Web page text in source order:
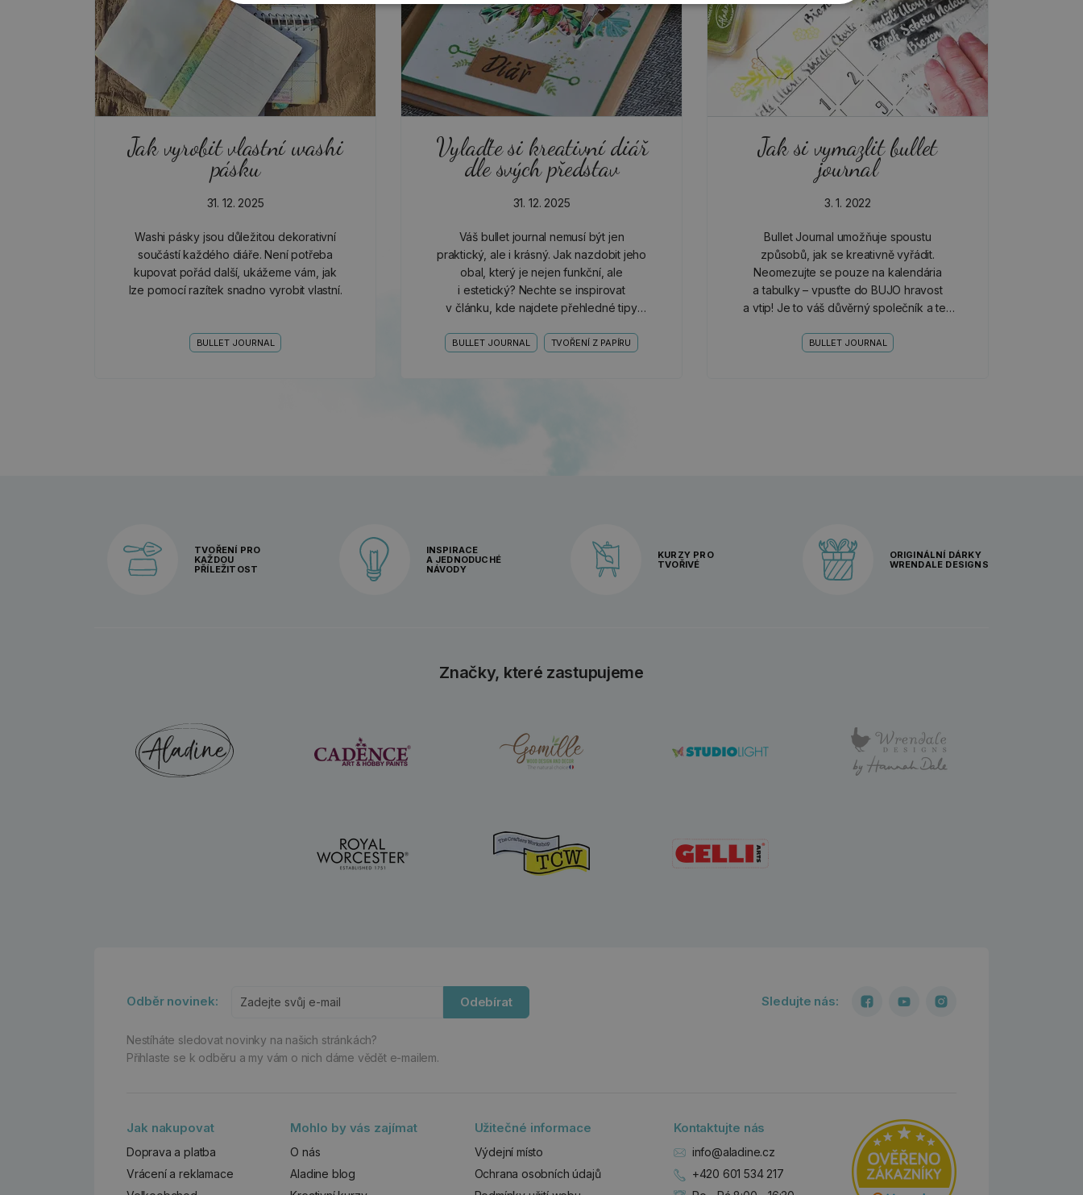
Jak vyrobit vlastní washi
pásku
31. 12. 2025
Washi pásky jsou důležitou dekorativní
součástí každého diáře. Není potřeba
kupovat pořád další, ukážeme vám, jak
lze pomocí razítek snadno vyrobit vlastní.
BULLET JOURNAL
Vylaďte si kreativní diář
dle svých představ
31. 12. 2025
Váš bullet journal nemusí být jen
praktický, ale i krásný. Jak nazdobit jeho
obal, který je nejen funkční, ale
i estetický? Nechte se inspirovat
v článku, kde najdete přehledné tipy
vás bavilo brát ho do ruky každý den.
BULLET JOURNAL TVOŘENÍ Z PAPÍRU
Jak si vymazlit bullet
journal
3. 1. 2022
Bullet Journal umožňuje spoustu
způsobů, jak se kreativně vyřádit.
Neomezujte se pouze na kalendária
a tabulky – vpusťte do BUJO hravost
a vtip! Je to váš důvěrný společník a ten
BULLET JOURNAL
TVOŘENÍ PRO
KAŽDOU
PŘÍLEŽITOST
INSPIRACE
A JEDNODUCHÉ
NÁVODY
KURZY PRO
TVOŘIVÉ
ORIGINÁLNÍ DÁRKY
WRENDALE DESIGNS
Značky, které zastupujeme
Odběr novinek: Odebírat
Nestíháte sledovat novinky na našich stránkách?
Přihlaste se k odběru a my vám o nich dáme vědět e-mailem.
Sledujte nás:
Jak nakupovat
Doprava a platba
Vrácení a reklamace
Mohlo by vás zajímat
O nás
Aladine blog
Užitečné informace
Výdejní místo
Ochrana osobních údajů
Kontaktujte nás
info@aladine.cz
+420 601 534 217